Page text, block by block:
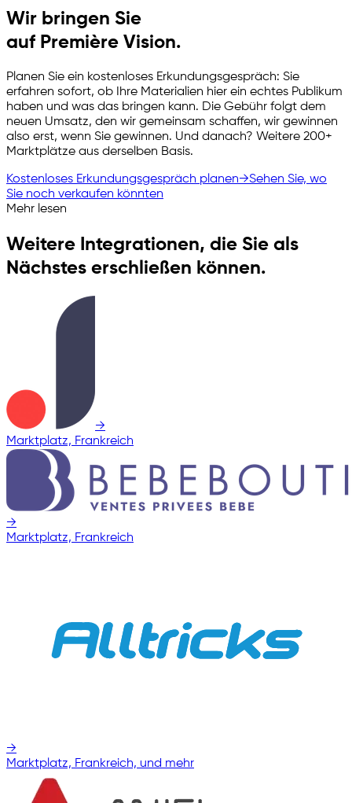
Wir bringen Sie
auf Première Vision.
Planen Sie ein kostenloses Erkundungsgespräch: Sie
erfahren sofort, ob Ihre Materialien hier ein echtes Publikum
haben und was das bringen kann. Die Gebühr folgt dem
neuen Umsatz, den wir gemeinsam schaffen, wir gewinnen
also erst, wenn Sie gewinnen. Und danach? Weitere 200+
Marktplätze aus derselben Basis.
Kostenloses Erkundungsgespräch planen→Sehen Sie, wo
Sie noch verkaufen könnten
Mehr lesen
Weitere Integrationen, die Sie als
Nächstes erschließen können.
→
Marktplatz, Frankreich
→
Marktplatz, Frankreich
→
Marktplatz, Frankreich, und mehr